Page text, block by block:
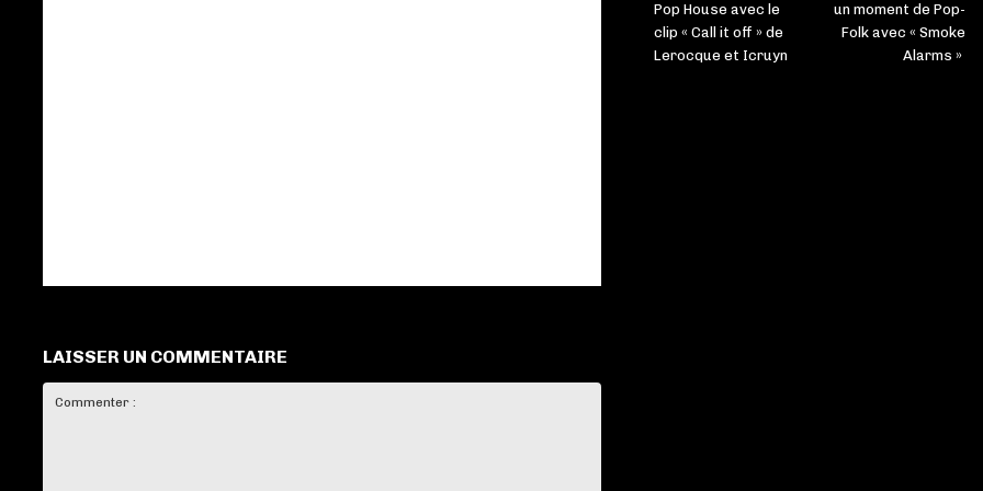
LAISSER UN COMMENTAIRE
Pop House avec le
clip « Call it off » de
Lerocque et Icruyn
un moment de Pop-
Folk avec « Smoke
Alarms »